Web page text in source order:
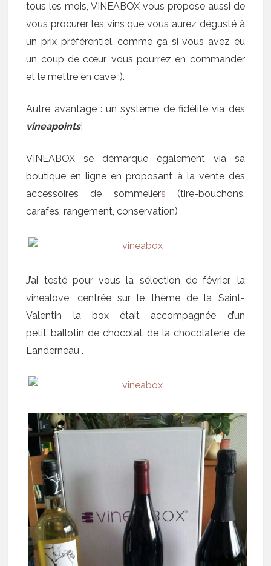
tous les mois, VINEABOX vous propose aussi de
vous procurer les vins que vous aurez dégusté à
un prix préférentiel, comme ça si vous avez eu
un coup de cœur, vous pourrez en commander
et le mettre en cave :).
Autre avantage : un système de fidélité via des
vineapoints!
VINEABOX se démarque également via sa
boutique en ligne en proposant à la vente des
accessoires de sommeliers (tire-bouchons,
carafes, rangement, conservation)
J’ai testé pour vous la sélection de février, la
vinealove, centrée sur le thème de la Saint-
Valentin la box était accompagnée d’un
petit ballotin de chocolat de lachocolaterie de
Landerneau .